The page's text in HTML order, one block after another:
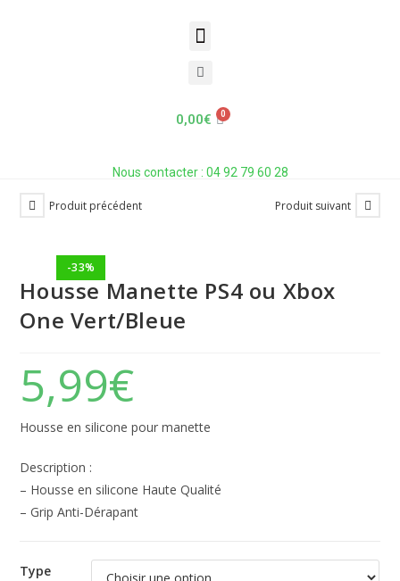
0,00€
Nous contacter : 04 92 79 60 28
Housse Manette PS4 ou Xbox One
Housse Manette PS4 ou Xbox One Vert/Bleue
-33%
Produit précédent Produit suivant
Housse Manette PS4 ou Xbox
One Vert/Bleue
5,99€
Housse en silicone pour manette
Description :
– Housse en silicone Haute Qualité
– Grip Anti-Dérapant
Type